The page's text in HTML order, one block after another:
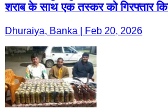
शराब के साथ एक तस्कर को गिरफ्तार
Dhuraiya, Banka | Feb 20, 2026